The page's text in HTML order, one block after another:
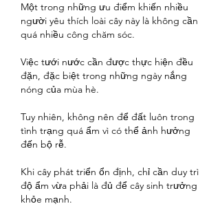
Một trong những ưu điểm khiến nhiều
người yêu thích loài cây này là không cần
quá nhiều công chăm sóc.
Việc tưới nước cần được thực hiện đều
đặn, đặc biệt trong những ngày nắng
nóng của mùa hè.
Tuy nhiên, không nên để đất luôn trong
tình trạng quá ẩm vì có thể ảnh hưởng
đến bộ rễ.
Khi cây phát triển ổn định, chỉ cần duy trì
độ ẩm vừa phải là đủ để cây sinh trưởng
khỏe mạnh.